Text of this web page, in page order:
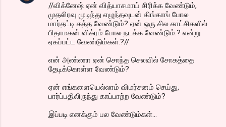
//விக்னேஷ் ஏன் வித்யாசமாய் சிரிக்க வேண்டும்,
முதலிரவு முடிந்து எழுந்தவுடன் கிங்காங் போல
மார்தட்டி கத்த வேண்டும்? ஏன் ஒரு சில காட்சிகளில்
பிதாமகன் விக்ரம் போல நடக்க வேண்டும்.? என்று
ஏகப்பட்ட வேண்டும்கள்.?//
என் அண்ணா ஏன் சொந்த செலவில் சோகத்தை
தேடிக்கொள்ள வேண்டும்?
ஏன் எங்களையெல்லாம் விமர்சனம் செய்து,
பார்ப்பதிலிருந்து காப்பாற்ற வேண்டும்?
இப்படி எனக்கும் பல வேண்டும்கள்...